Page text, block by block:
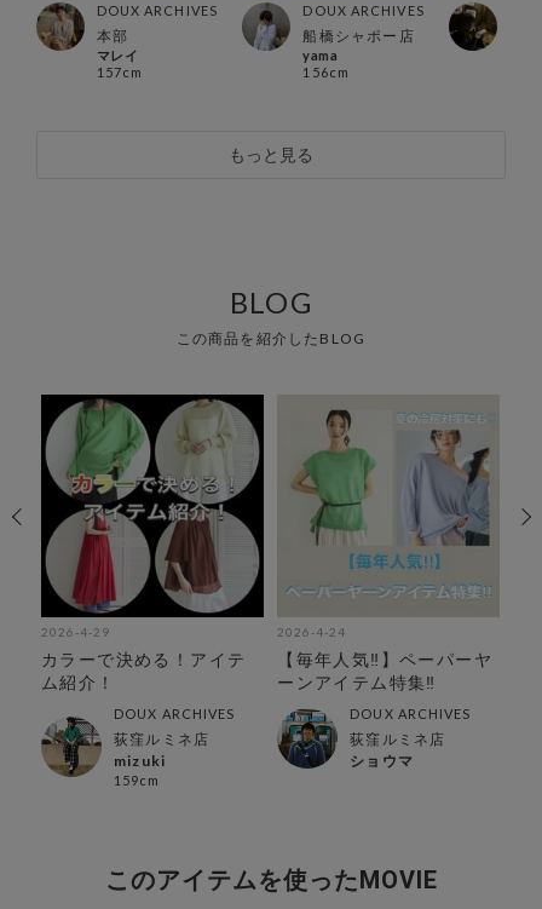
DOUX ARCHIVES
本部
マレイ
157cm
DOUX ARCHIVES
船橋シャポー店
yama
156cm
もっと見る
BLOG
この商品を紹介したBLOG
2026-4-29
カラーで決める！アイテ
ム紹介！
DOUX ARCHIVES
荻窪ルミネ店
mizuki
159cm
2026-4-24
【毎年人気‼︎】ペーパーヤ
ーンアイテム特集‼︎
DOUX ARCHIVES
荻窪ルミネ店
ショウマ
このアイテムを使ったMOVIE